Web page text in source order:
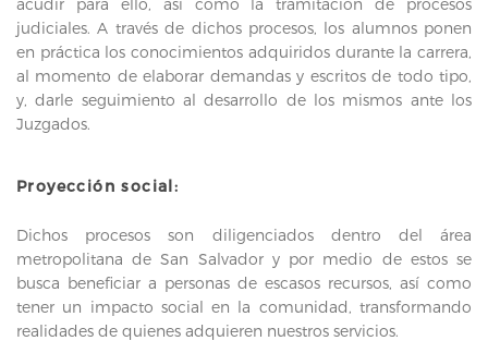
acudir para ello, así como la tramitación de procesos
judiciales. A través de dichos procesos, los alumnos ponen
en práctica los conocimientos adquiridos durante la carrera,
al momento de elaborar demandas y escritos de todo tipo,
y, darle seguimiento al desarrollo de los mismos ante los
Juzgados.
Proyección social:
Dichos procesos son diligenciados dentro del área
metropolitana de San Salvador y por medio de estos se
busca beneficiar a personas de escasos recursos, así como
tener un impacto social en la comunidad, transformando
realidades de quienes adquieren nuestros servicios.